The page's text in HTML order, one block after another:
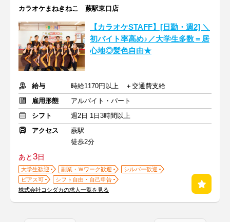
カラオケまねきねこ 蕨駅東口店
【カラオケSTAFF】[日勤・週2] ＼
初バイト率高め♪／大学生多数＝居
心地◎髪色自由★
給与
時給1170円以上 ＋交通費支給
雇用形態
アルバイト・パート
シフト
週2日 1日3時間以上
アクセス
蕨駅
徒歩2分
あと3日
大学生歓迎 副業・Ｗワーク歓迎
シルバー歓迎
ピアス可
シフト自由・自己申告
株式会社コシダカの求人一覧を見る